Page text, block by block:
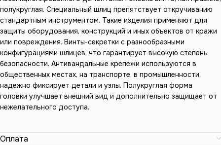
полукруглая. Специальный шлиц препятствует откручиванию
стандартным инструментом. Такие изделия применяют для
защиты оборудования, конструкций и иных объектов от кражи
или повреждения. Винты-секретки с разнообразными
конфигурациями шлицев, что гарантирует высокую степень
безопасности. Антивандальные крепежи используются в
общественных местах, на транспорте, в промышленности,
надежно фиксирует детали и узлы. Полукруглая форма
головки улучшает внешний вид и дополнительно защищает от
нежелательного доступа.
Оплата